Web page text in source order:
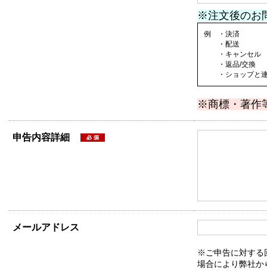
※注文後のお
例 ・決済
・配送
・キャンセル
・返品/交換
・ショップと連
※商標・著作
申告内容詳細
メールアドレス
※ご申告に対する
場合により弊社か